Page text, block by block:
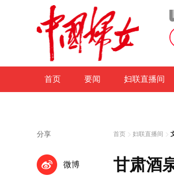
首页 要闻 妇联直播间
分享
微博
首页 妇联直播间
甘肃酒